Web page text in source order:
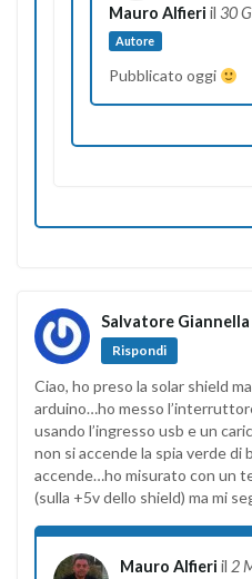
Mauro Alfieri il 30
Autore
Pubblicato oggi
Salvatore Giannella
Rispondi
Ciao, ho preso la solar shield
arduino…ho messo
usando l’ingresso usb e un
non si accende la spia verde di
accende…ho misurato con un
(sulla +5v dello shield) ma mi
Mauro Alfieri il 2